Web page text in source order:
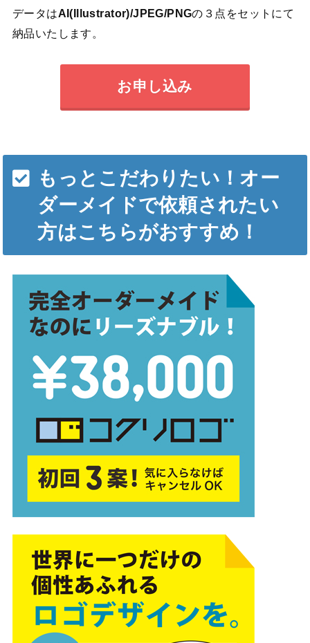
データはAI(Illustrator)/JPEG/PNGの３点をセットにて
納品いたします。
お申し込み
もっとこだわりたい！オー
ダーメイドで依頼されたい
方はこちらがおすすめ！